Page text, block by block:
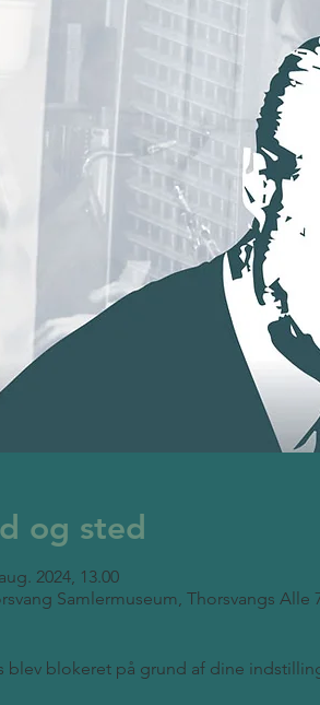
og sted
2024, 13.00
Samlermuseum, Thorsvangs Alle
blev blokeret på grund af dine